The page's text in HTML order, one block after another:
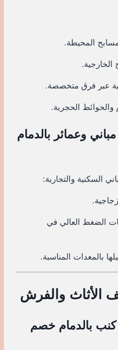
المحيطة.
عبر فرق متخصصة.
والحوائط الحجرية.
وعمائر بالدمام
السكنية والتجارية:
الضغط العالي في
بالمعدات المناسبة.
كنب بالدمام خصم